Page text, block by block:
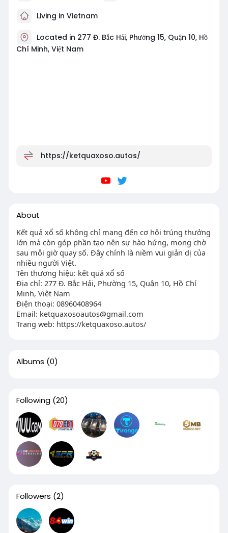
Living in Vietnam
Located in 277 Đ. Bắc Hải, Phường 15, Quận 10, Hồ
Chí Minh, Việt Nam
https://ketquaxoso.autos/
About
Kết quả xổ số không chỉ mang đến cơ hội trúng thưởng
lớn mà còn góp phần tạo nên sự hào hứng, mong chờ
sau mỗi giờ quay số. Đây chính là niềm vui giản dị của
nhiều người Việt.
Tên thương hiệu: kết quả xổ số
Địa chỉ: 277 Đ. Bắc Hải, Phường 15, Quận 10, Hồ Chí
Minh, Việt Nam
Điện thoại: 08960408964
Email: ketquaxosoautos@gmail.com
Trang web: https://ketquaxoso.autos/
Albums (0)
Following (20)
Followers (2)